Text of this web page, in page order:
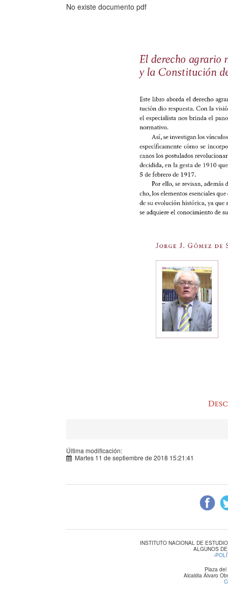
No existe documento pdf
Última modificación:
Martes 11 de septiembre de 2018 15:21:41
INSTITUTO NACIONAL DE
ALGUNOS
-
Plaza
Alcaldia Álvaro